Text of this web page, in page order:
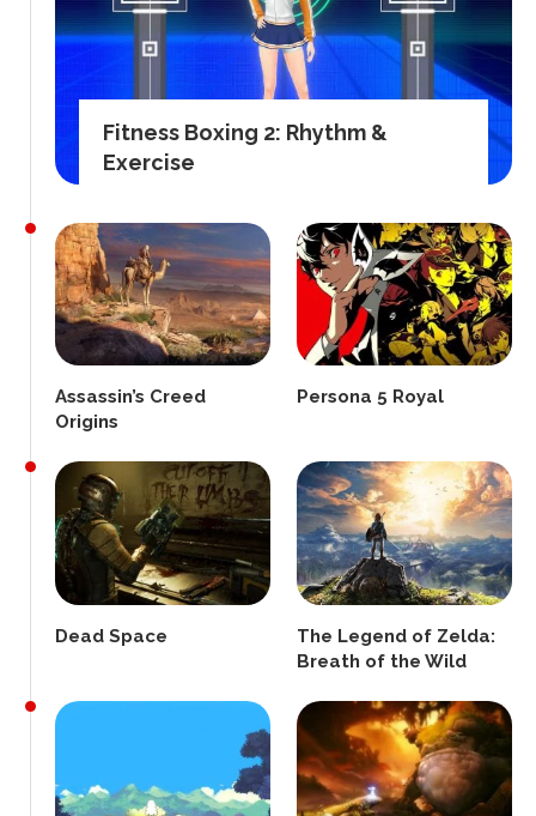
Fitness Boxing 2: Rhythm &
Exercise
Assassin’s Creed
Origins
Persona 5 Royal
Dead Space
The Legend of Zelda:
Breath of the Wild